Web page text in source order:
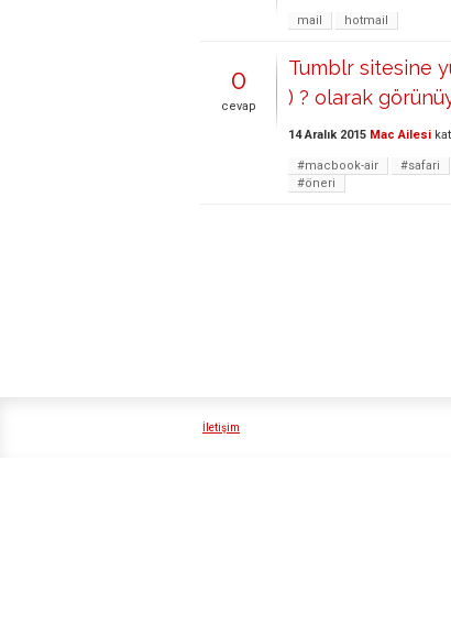
mail hotmail
0
cevap
Tumblr sitesine
) ? olarak
14 Aralık 2015 Mac Ailesi
#macbook-air #safari
#öneri
İletişim